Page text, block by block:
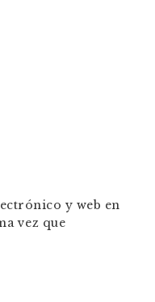
y web en
vez que